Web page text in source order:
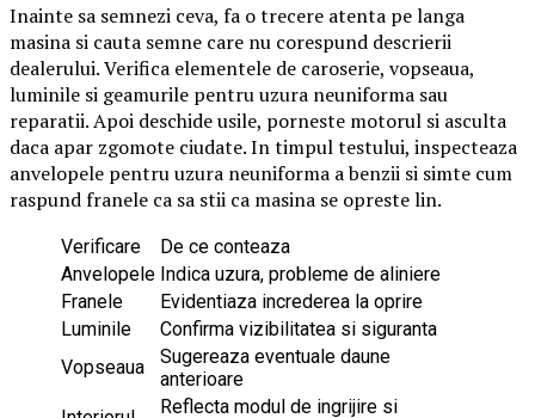
Inainte sa semnezi ceva, fa o trecere atenta pe langa
masina si cauta semne care nu corespund descrierii
dealerului. Verifica elementele de caroserie, vopseaua,
luminile si geamurile pentru uzura neuniforma sau
reparatii. Apoi deschide usile, porneste motorul si asculta
daca apar zgomote ciudate. In timpul testului, inspecteaza
anvelopele pentru uzura neuniforma a benzii si simte cum
raspund franele ca sa stii ca masina se opreste lin.
Verificare
De ce conteaza
Anvelopele Indica uzura, probleme de aliniere
Franele
Evidentiaza increderea la oprire
Luminile
Confirma vizibilitatea si siguranta
Vopseaua
Sugereaza eventuale daune
anterioare
Reflecta modul de ingrijire si